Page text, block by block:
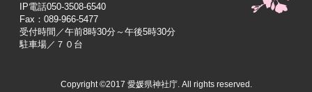
IP電話050-3508-6540
Fax：089-966-5477
受付時間／午前8時30分～午後5時30分
駐車場／７０台
Copyright ©2017 愛媛県神社庁. All rights reserved.